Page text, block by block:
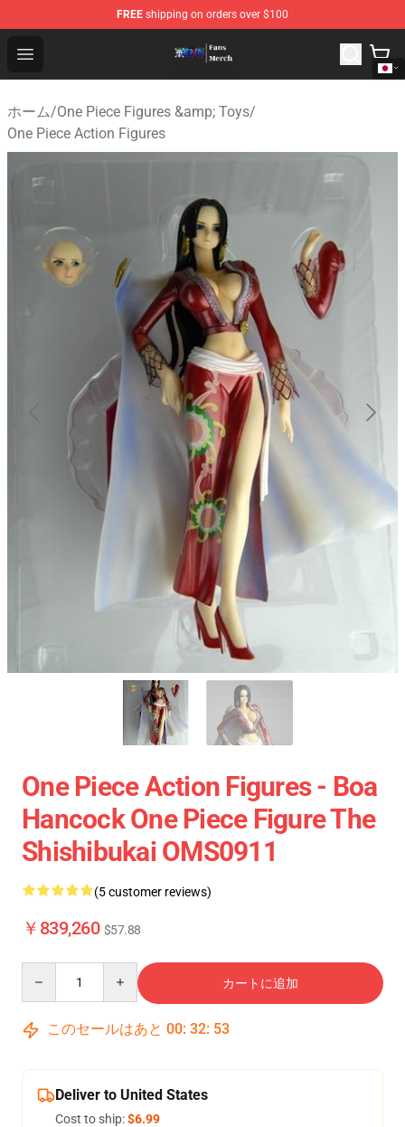
FREE shipping on orders over $100
Open menu
One Piece Store - Official One Piece Merchandise Shop
ホーム/One Piece Figures &amp; Toys/
One Piece Action Figures
One Piece Action Figures - Boa
Hancock One Piece Figure The
Shishibukai OMS0911
(5 customer reviews)
￥839,260 $57.88
カートに追加
このセールはあと 00: 32: 53
Deliver to United States
Cost to ship:$6.99